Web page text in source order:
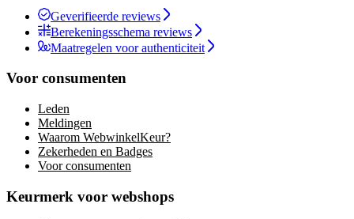
Geverifieerde reviews
Berekeningsschema reviews
Maatregelen voor authenticiteit
Voor consumenten
Leden
Meldingen
Waarom WebwinkelKeur?
Zekerheden en Badges
Voor consumenten
Keurmerk voor webshops